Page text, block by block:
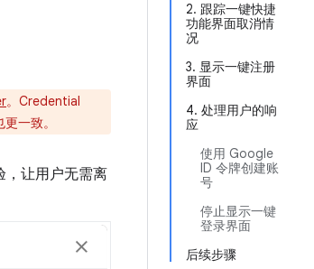
2. 跟踪一键快捷
功能界面取消情
况
3. 显示一键注册
界面
4. 处理用户的响
应
使用 Google
ID 令牌创建账
号
停止显示一键
登录界面
后续步骤
。Credential
一致。
，让用户无需离